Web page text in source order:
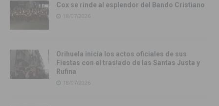
Cox se rinde al esplendor del Bando Cristiano
18/07/2026
Orihuela inicia los actos oficiales de sus
Fiestas con el traslado de las Santas Justa y
Rufina
18/07/2026